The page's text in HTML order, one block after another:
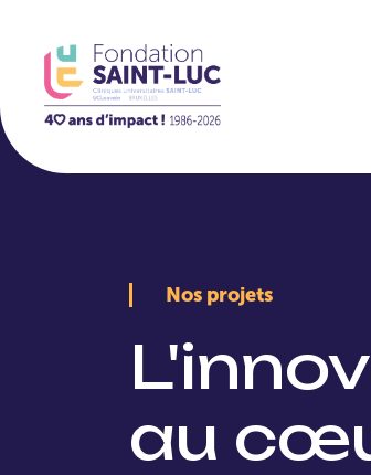
Nos projets
au